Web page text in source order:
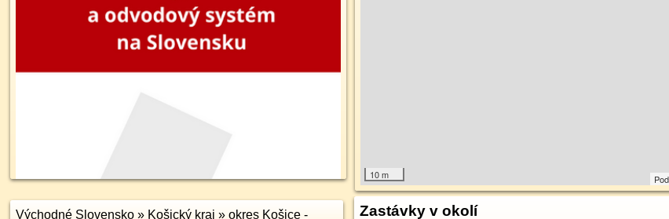
10 m
Východné Slovensko » Košický kraj » okres Košice -
Zastávky v okolí